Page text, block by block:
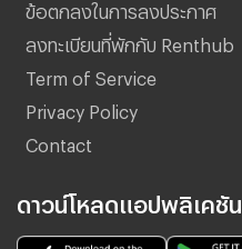
ข้อตกลงในการลงประกาศ
ลงทะเบียนที่พักกับ Renthub
Term of Service
Privacy Policy
Contact
ดาวน์โหลดแอปพลิเคชัน